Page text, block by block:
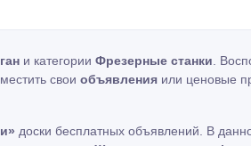
и категории Фрезерные станки.
свои объявления или ценовые
доски бесплатных объявлений. В